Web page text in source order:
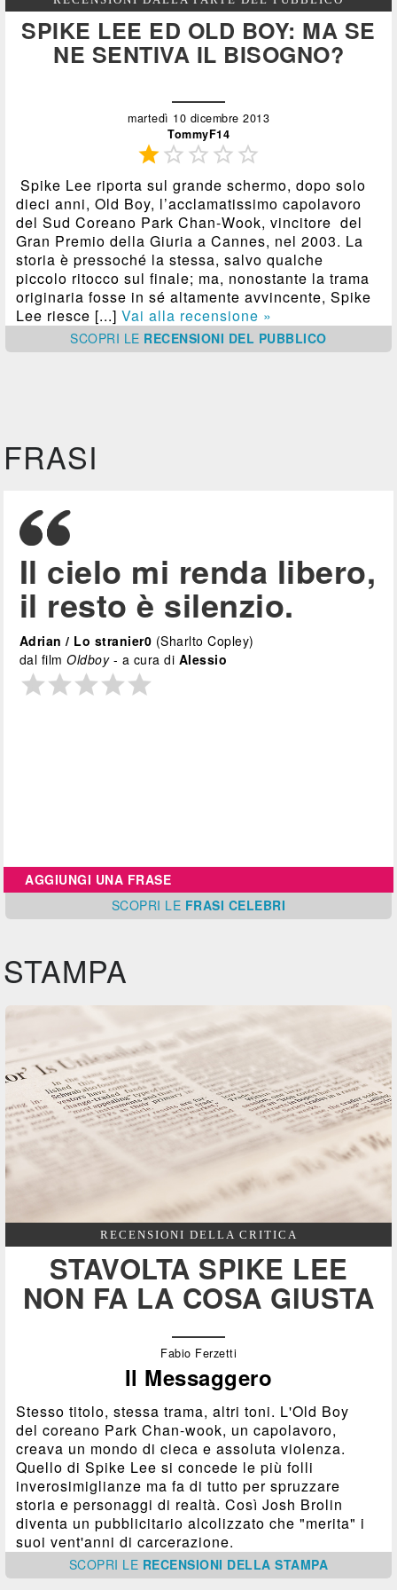
SPIKE LEE ED OLD BOY: MA SE
NE SENTIVA IL BISOGNO?
martedì 10 dicembre 2013
TommyF14
   
Spike Lee riporta sul grande schermo, dopo solo
dieci anni, Old Boy, l’acclamatissimo capolavoro
del Sud Coreano Park Chan-Wook, vincitore del
Gran Premio della Giuria a Cannes, nel 2003. La
storia è pressoché la stessa, salvo qualche
piccolo ritocco sul finale; ma, nonostante la trama
originaria fosse in sé altamente avvincente, Spike
Lee riesce [...]Vai alla recensione »
SCOPRI LE RECENSIONI DEL PUBBLICO
FRASI
Il cielo mi renda libero,
il resto è silenzio.
Adrian / Lo stranier0 (Sharlto Copley)
dal filmOldboy- a cura di Alessio
AGGIUNGI UNA FRASE
SCOPRI LE FRASI CELEBRI
STAMPA
RECENSIONI DELLA CRITICA
STAVOLTA SPIKE LEE
NON FA LA COSA GIUSTA
Fabio Ferzetti
Il Messaggero
Stesso titolo, stessa trama, altri toni. L'Old Boy
del coreano Park Chan-wook, un capolavoro,
creava un mondo di cieca e assoluta violenza.
Quello di Spike Lee si concede le più folli
inverosimiglianze ma fa di tutto per spruzzare
storia e personaggi di realtà. Così Josh Brolin
diventa un pubblicitario alcolizzato che "merita" i
suoi vent'anni di carcerazione.
SCOPRI LE RECENSIONI DELLA STAMPA